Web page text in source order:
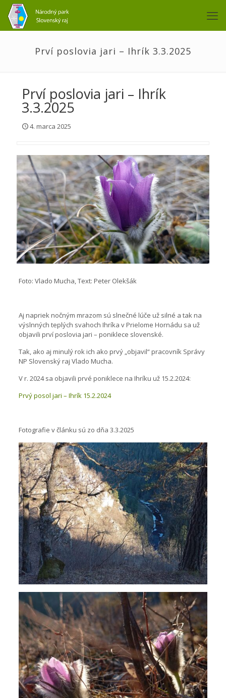
Prví poslovia jari – Ihrík 3.3.2025
Prví poslovia jari – Ihrík
3.3.2025
4. marca 2025
Foto: Vlado Mucha, Text: Peter Olekšák
Aj napriek nočným mrazom sú slnečné lúče už silné a tak na
výslnných teplých svahoch Ihríka v Prielome Hornádu sa už
objavili prví poslovia jari – poniklece slovenské.
Tak, ako aj minulý rok ich ako prvý „objavil“ pracovník Správy
NP Slovenský raj Vlado Mucha.
V r. 2024 sa objavili prvé poniklece na Ihríku už 15.2.2024:
Prvý posol jari – Ihrík 15.2.2024
Fotografie v článku sú zo dňa 3.3.2025